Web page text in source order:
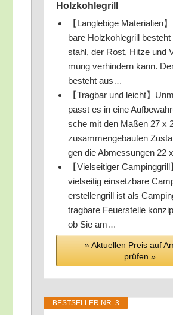
Holzkohlegrill
【Lang­le­bi­ge Mate­ria­li­en
ba­re Holz­koh­le­grill
stahl, der Rost, Hit­ze und
mung ver­hin­dern kann.
besteht aus…
【Trag­bar und leicht】
passt es in eine
sche mit den Maßen 27 x
zusam­men­ge­bau­ten
gen die Abmes­sun­gen 22
【Viel­sei­ti­ger
viel­sei­tig ein­setz­ba­re
er­stel­len­grill ist als
trag­ba­re Feu­er­stel­le
ob Sie am…
» Aktu­el­len Preis auf
prü­fen »
BEST­SEL­LER NR. 3